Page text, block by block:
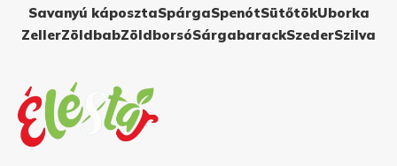
Savanyú káposztaSpárgaSpenótSütőtökUborka
ZellerZöldbabZöldborsóSárgabarackSzederSzilva